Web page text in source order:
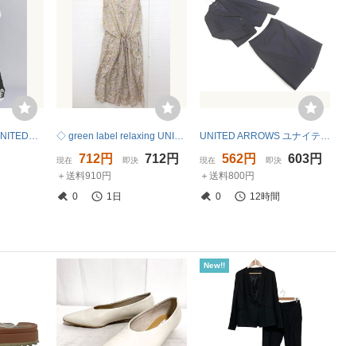
◇ green label relaxing UNITED ARROWS ビーズ スパンコール 総柄 ノースリーブ オールインワン マルチ レディース
現在 712円 即決 712円
＋送料910円
0
1日
現在 562円 即決 603円
＋送料800円
0
12時間
New!!